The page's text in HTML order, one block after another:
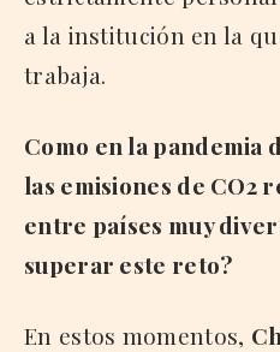
a la institución en la
trabaja.
Como en la pandemia
las emisiones de CO2
entre países muy
superar este reto?
En estos momentos,